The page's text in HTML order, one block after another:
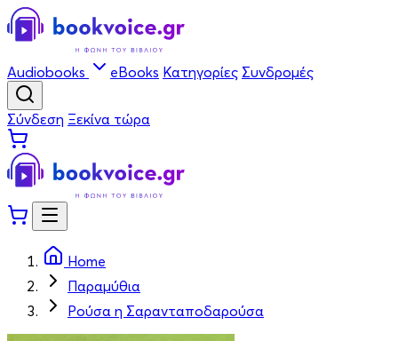
Audiobooks eBooks Κατηγορίες Συνδρομές
Σύνδεση Ξεκίνα τώρα
Home
Παραμύθια
Ρούσα η Σαρανταποδαρούσα